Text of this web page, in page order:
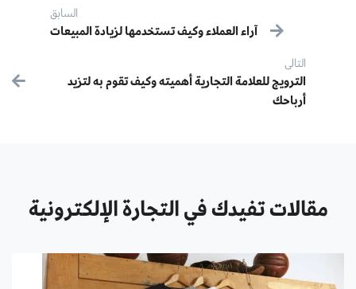
Post navigation السابق
سابق:آراء العملاء وكيف تستخدمها لزيادة المبيعات
التالى
التالى:
الترويج للعلامة التجارية أهميته وكيف تقوم به لتزيد
أرباحك
مقالات تفيدك في التجارة الإلكترونية